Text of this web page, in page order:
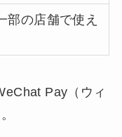
部の店舗で使え
Pay（ウィ